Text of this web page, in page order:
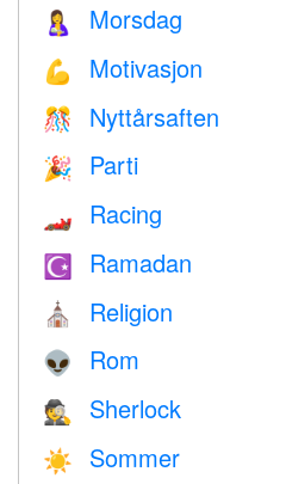
🤱 Morsdag
💪 Motivasjon
🎊 Nyttårsaften
🎉 Parti
🏎 Racing
☪️ Ramadan
⛪️ Religion
👽 Rom
🕵️ Sherlock
☀️ Sommer